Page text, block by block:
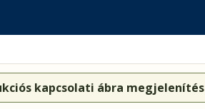
kapcsolati ábra